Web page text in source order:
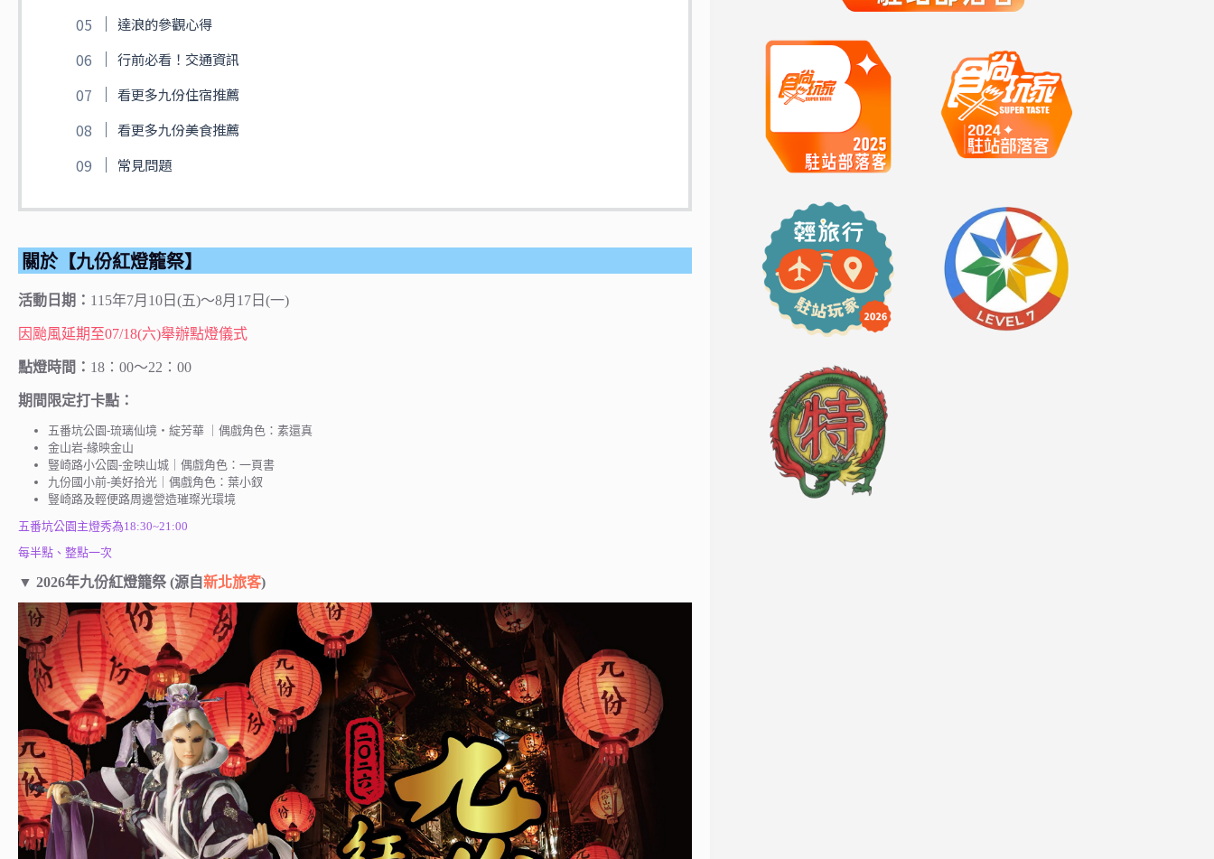
達浪的參觀心得
行前必看！交通資訊
看更多九份住宿推薦
看更多九份美食推薦
常見問題
關於【九份紅燈籠祭】
活動日期： 11 5年7月10日(五)～8月17日(一)
因颱風延期至07/18(六)舉辦點燈儀式
點燈時間： 18：00～22：00
期間限定打卡點：
五番坑公園-琉璃仙境‧綻芳華 ｜偶戲角色：素還真
金山岩-緣映金山
豎崎路小公園-金映山城｜偶戲角色：一頁書
九份國小前-美好拾光｜偶戲角色：葉小釵
豎崎路及輕便路周邊營造璀璨光環境
五番坑公園主燈秀為18:30~21:00
每半點、整點一次
▼ 2026年九份紅燈籠祭 (源自新北旅客)